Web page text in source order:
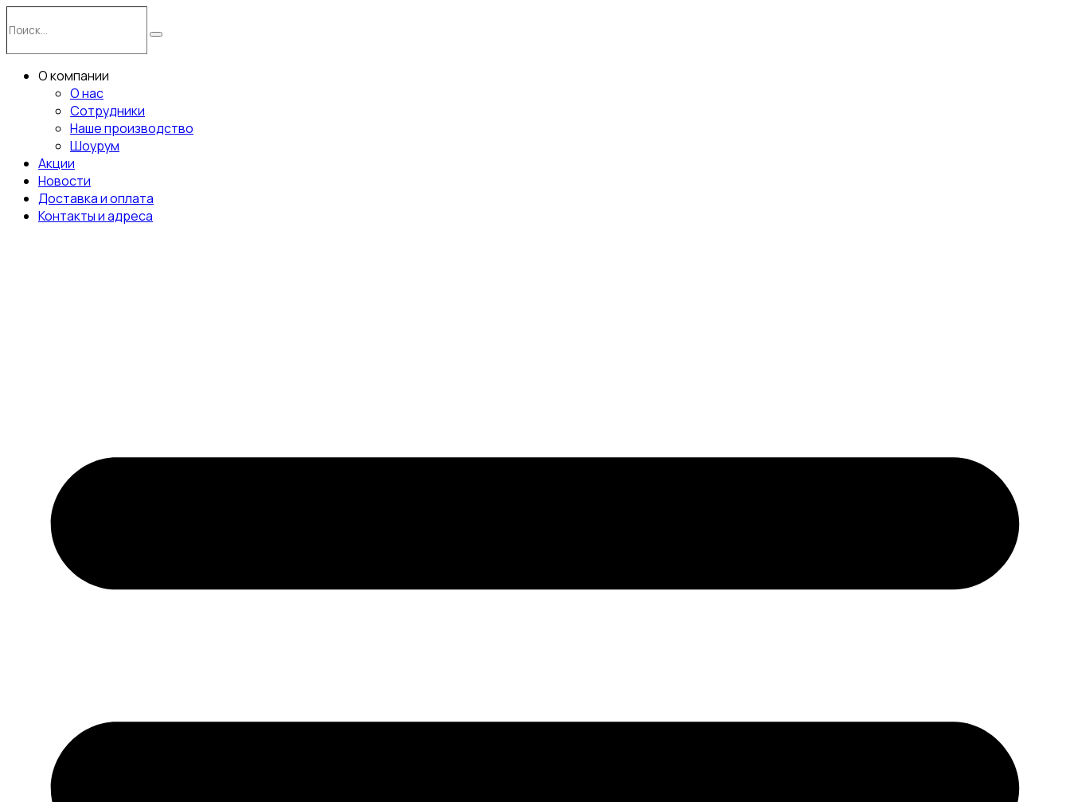
к
содержимому
Поиск
О компании
О нас
Сотрудники
Наше производство
Шоурум
Акции
Новости
Доставка и оплата
Контакты и адреса